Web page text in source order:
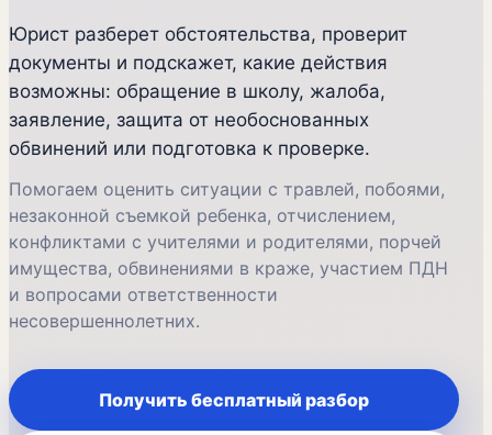
Юрист разберет обстоятельства, проверит
документы и подскажет, какие действия
возможны: обращение в школу, жалоба,
заявление, защита от необоснованных
обвинений или подготовка к проверке.
Помогаем оценить ситуации с травлей, побоями,
незаконной съемкой ребенка, отчислением,
конфликтами с учителями и родителями, порчей
имущества, обвинениями в краже, участием ПДН
и вопросами ответственности
несовершеннолетних.
Получить бесплатный разбор